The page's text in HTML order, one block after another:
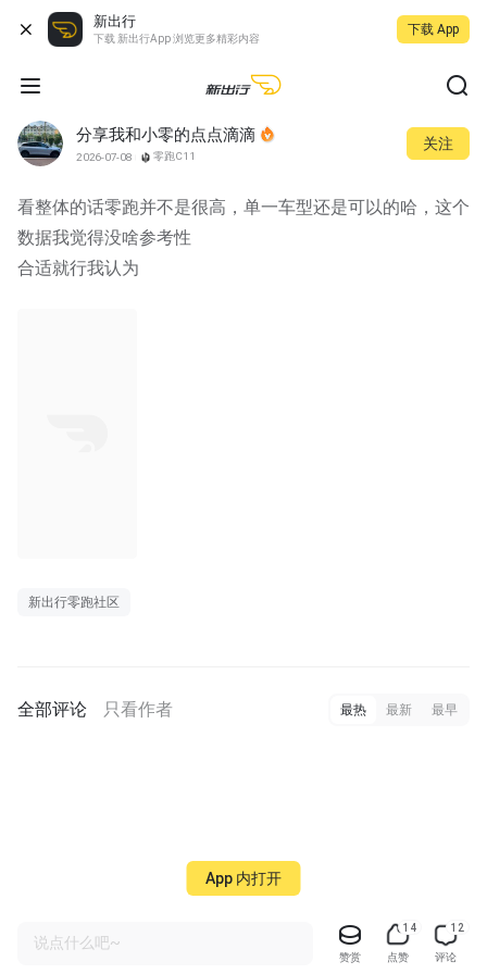
新出行
下载 新出行App 浏览更多精彩内容
下载 App
分享我和小零的点点滴滴
2026-07-08 零跑C11
关注
看整体的话零跑并不是很高，单一车型还是可以的哈，这个
数据我觉得没啥参考性
合适就行我认为
新出行零跑社区
全部评论 只看作者 最热 最新 最早
说点什么吧~
赞赏
14
点赞
12
评论
App 内打开